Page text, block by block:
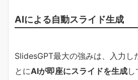
AIによる自動スライド生成
SlidesGPT最大の強みは、入力し
とにAIが即座にスライドを生成